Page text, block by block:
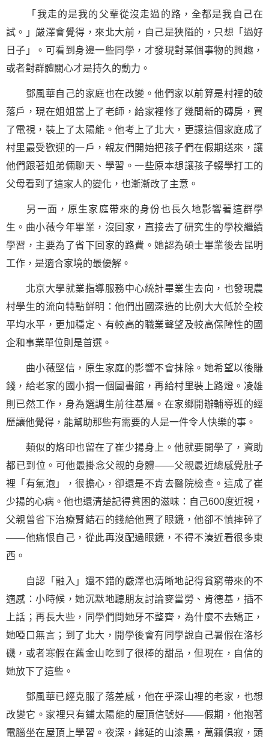
「我走的是我的父輩從沒走過的路，全都是我自己在
試。」嚴澤會覺得，來北大前，自己是狹隘的，只想「過好
日子」。可看到身邊一些同學，才發現對某個事物的興趣，
或者對群體關心才是持久的動力。
鄧風華自己的家庭也在改變。他們家以前算是村裡的破
落戶，現在姐姐當上了老師，給家裡修了幾間新的磚房，買
了電視，裝上了太陽能。他考上了北大，更讓這個家庭成了
村里最受歡迎的一戶，親友們開始把孩子們在假期送來，讓
他們跟著姐弟倆聊天、學習。一些原本想讓孩子輟學打工的
父母看到了這家人的變化，也漸漸改了主意。
另一面，原生家庭帶來的身份也長久地影響著這群學
生。曲小薇今年畢業，沒回家，直接去了研究生的學校繼續
學習，主要為了省下回家的路費。她認為碩士畢業後去昆明
工作，是適合家境的最優解。
北京大學就業指導服務中心統計畢業生去向，也發現農
村學生的流向特點鮮明：他們出國深造的比例大大低於全校
平均水平，更加穩定、有較高的職業聲望及較高保障性的國
企和事業單位則是首選。
曲小薇堅信，原生家庭的影響不會抹除。她希望以後賺
錢，給老家的國小捐一個圖書館，再給村里裝上路燈。凌雄
則已然工作，身為選調生前往基層。在家鄉開辦輔導班的經
歷讓他覺得，能幫助那些有需要的人是一件令人快樂的事。
類似的烙印也留在了崔少揚身上。他就要開學了，資助
都已到位。可他最掛念父親的身體——父親最近總感覺肚子
裡「有氣泡」，很擔心，卻還是不肯去醫院檢查。這成了崔
少揚的心病。他也還清楚記得貧困的滋味：自己600度近視，
父親曾省下治療腎結石的錢給他買了眼鏡，他卻不慎摔碎了
——他痛恨自己，從此再沒配過眼鏡，不得不湊近看很多東
西。
自認「融入」還不錯的嚴澤也清晰地記得貧窮帶來的不
適感：小時候，她沉默地聽朋友討論麥當勞、肯德基，插不
上話；再長大些，同學們問她牙不整齊，為什麼不去矯正，
她啞口無言；到了北大，開學後會有同學說自己暑假在洛杉
磯，或者寒假在舊金山吃到了很棒的甜品，但現在，自信的
她放下了這些。
鄧風華已經克服了落差感，他在乎深山裡的老家，也想
改變它。家裡只有鋪太陽能的屋頂信號好——假期，他抱著
電腦坐在屋頂上學習。夜深，綿延的山漆黑，萬籟俱寂，頭